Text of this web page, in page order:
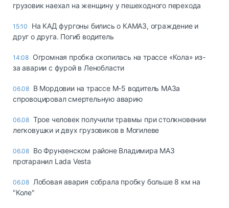
грузовик наехал на женщину у пешеходного перехода
15:10
На КАД фургоны бились о КАМАЗ, ограждение и
друг о друга. Погиб водитель
14:08 Огромная пробка скопилась на трассе «Кола» из-
за аварии с фурой в Ленобласти
06.08 В Мордовии на трассе М-5 водитель МАЗа
спровоцировал смертельную аварию
06.08 Трое человек получили травмы при столкновении
легковушки и двух грузовиков в Могилеве
06.08 Во Фрунзенском районе Владимира МАЗ
протаранил Lada Vesta
06.08 Лобовая авария собрала пробку больше 8 км на
"Коле"